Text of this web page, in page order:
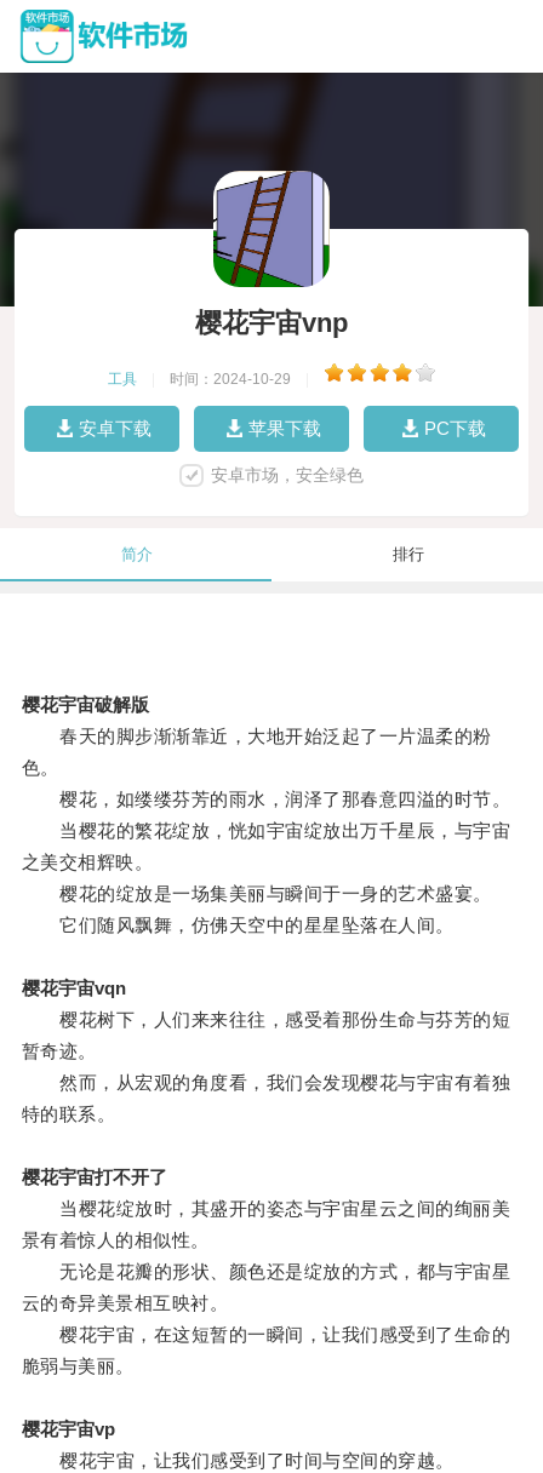
樱花宇宙vnp
工具 时间：2024-10-29
安卓下载 苹果下载 PC下载
安卓市场，安全绿色
简介 排行
樱花宇宙破解版
春天的脚步渐渐靠近，大地开始泛起了一片温柔的粉
色。
樱花，如缕缕芬芳的雨水，润泽了那春意四溢的时节。
当樱花的繁花绽放，恍如宇宙绽放出万千星辰，与宇宙
之美交相辉映。
樱花的绽放是一场集美丽与瞬间于一身的艺术盛宴。
它们随风飘舞，仿佛天空中的星星坠落在人间。
樱花宇宙vqn
樱花树下，人们来来往往，感受着那份生命与芬芳的短
暂奇迹。
然而，从宏观的角度看，我们会发现樱花与宇宙有着独
特的联系。
樱花宇宙打不开了
当樱花绽放时，其盛开的姿态与宇宙星云之间的绚丽美
景有着惊人的相似性。
无论是花瓣的形状、颜色还是绽放的方式，都与宇宙星
云的奇异美景相互映衬。
樱花宇宙，在这短暂的一瞬间，让我们感受到了生命的
脆弱与美丽。
樱花宇宙vp
樱花宇宙，让我们感受到了时间与空间的穿越。